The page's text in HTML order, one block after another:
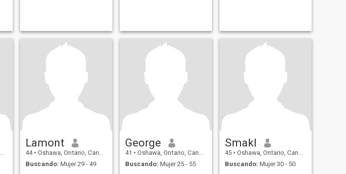
Lamont
44 • Oshawa, Ontario, Canadá
Buscando: Mujer 29 - 49
George
41 • Oshawa, Ontario, Canadá
Buscando: Mujer 25 - 55
Smakl
45 • Oshawa, Ontario, Canadá
Buscando: Mujer 30 - 50